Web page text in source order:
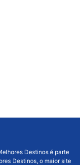
Destinos é parte
Destinos, o maior site